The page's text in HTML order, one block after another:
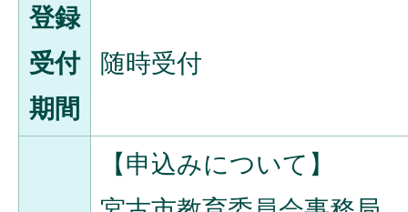
登録
受付
期間
随時受付
【申込みについて】